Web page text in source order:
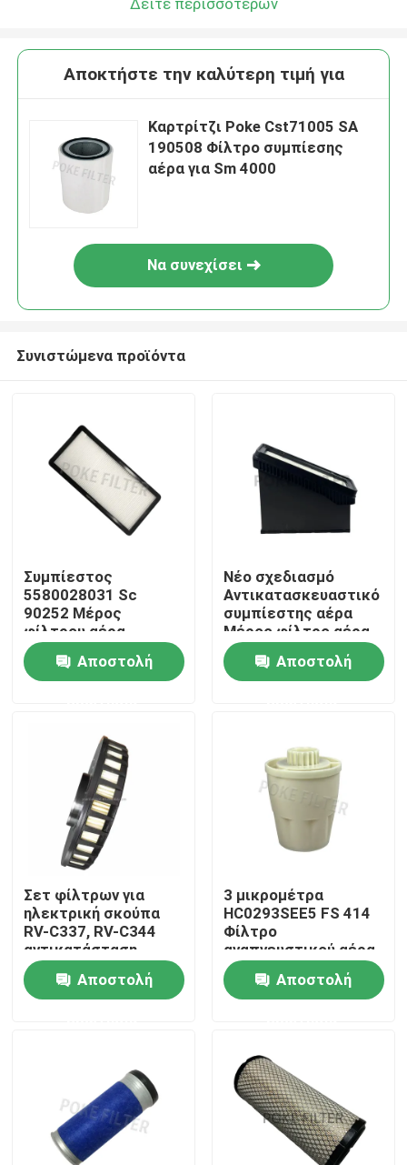
Σπίτι
Προϊόντα
Βίντεο
Στοιχείο υδραυλικών φίλτρων
Στοιχείο φίλτρων πετρελαίου
Στοιχείο φίλτρων αέρα
Κασέτα φίλτρων κενών αντλιών
Αποκτήστε την καλύτερη τιμή για
Καρτρίτζι Poke Cst71005 SA
190508 Φίλτρο συμπίεσης
αέρα για Sm 4000
Να συνεχίσει
Συνιστώμενα προϊόντα
Συμπίεστος
5580028031 Sc
90252 Μέρος
φίλτρου αέρα
καμπίνας
Αποστολή
Νέο σχεδιασμό
Αντικατασκευαστικό
συμπίεστης αέρα
Μέρος φίλτρο αέρα
μελιού 12248978
12248979 C45002
SA17695
Αποστολή
Σετ φίλτρων για
ηλεκτρική σκούπα
RV-C337, RV-C344
αντικατάσταση
φίλτρου αέρα
αυτοκινήτουΑποστολή
3 μικρομέτρα
HC0293SEE5 FS 414
Φίλτρο
αναπνευστικού αέρα
για ελκυστήρα/
φορτηγόΑποστολή